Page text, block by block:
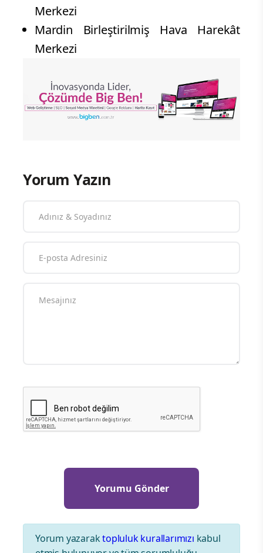
Merkezi
Mardin Birleştirilmiş Hava Harekât
Merkezi
Yorum Yazın
Yorum yazaraktopluluk kurallarımızı kabul